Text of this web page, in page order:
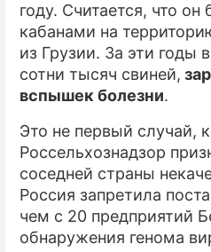
году. Считается, что
кабанами на
из Грузии. За эти годы
сотни тысяч свиней,
вспышек болезни.
Это не первый случай,
Россельхознадзор
соседней страны
Россия запретила
чем с 20 предприятий
обнаружения генома